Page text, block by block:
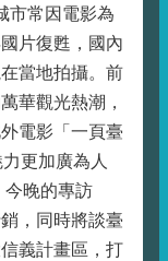
市常因電影為
片復甦，國內
當地拍攝。前
華觀光熱潮，
電影「一頁臺
更加廣為人
今晚的專訪
，同時將談臺
義計畫區，打